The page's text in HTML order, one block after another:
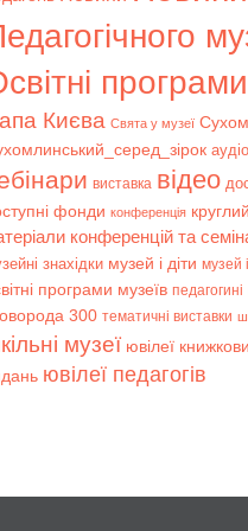
програми
Києва Свята у музеї
виставка відео
фонди конференція
конференцій та
знахідки музей і діти музей
програми музеїв педагогині
300 тематичні виставки
музеї ювілеї
ювілеї педагогів